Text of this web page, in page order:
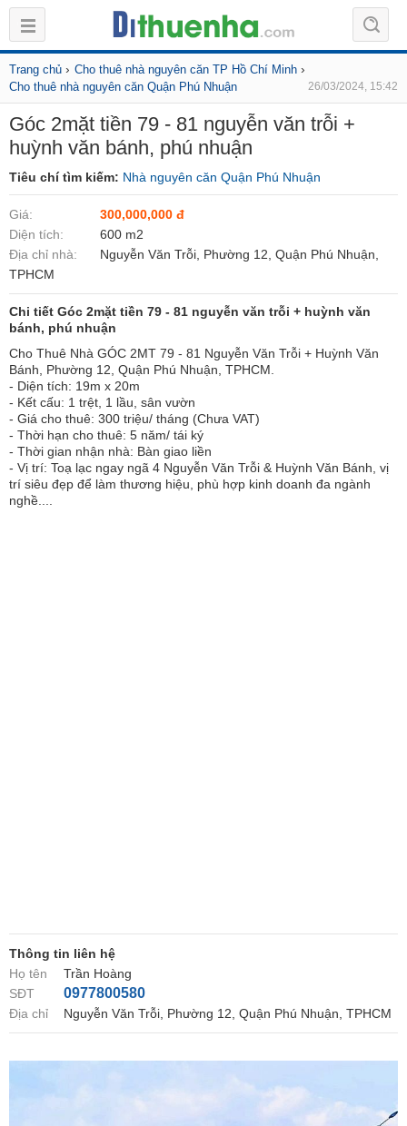
Trang chủ › Cho thuê nhà nguyên căn TP Hồ Chí Minh ›
Cho thuê nhà nguyên căn Quận Phú Nhuận 26/03/2024, 15:42
Góc 2mặt tiền 79 - 81 nguyễn văn trỗi +
huỳnh văn bánh, phú nhuận
Tiêu chí tìm kiếm: Nhà nguyên căn Quận Phú Nhuận
Giá:
300,000,000 đ
Diện tích:
600 m2
Địa chỉ nhà:
Nguyễn Văn Trỗi, Phường 12, Quận Phú Nhuận,
TPHCM
Chi tiết Góc 2mặt tiền 79 - 81 nguyễn văn trỗi + huỳnh văn
bánh, phú nhuận
Cho Thuê Nhà GÓC 2MT 79 - 81 Nguyễn Văn Trỗi + Huỳnh Văn
Bánh, Phường 12, Quận Phú Nhuận, TPHCM.
- Diện tích: 19m x 20m
- Kết cấu: 1 trệt, 1 lầu, sân vườn
- Giá cho thuê: 300 triệu/ tháng (Chưa VAT)
- Thời hạn cho thuê: 5 năm/ tái ký
- Thời gian nhận nhà: Bàn giao liền
- Vị trí: Toạ lạc ngay ngã 4 Nguyễn Văn Trỗi & Huỳnh Văn Bánh, vị
trí siêu đẹp để làm thương hiệu, phù hợp kinh doanh đa ngành
nghề....
Thông tin liên hệ
Họ tên
Trần Hoàng
SĐT
0977800580
Địa chỉ Nguyễn Văn Trỗi, Phường 12, Quận Phú Nhuận, TPHCM